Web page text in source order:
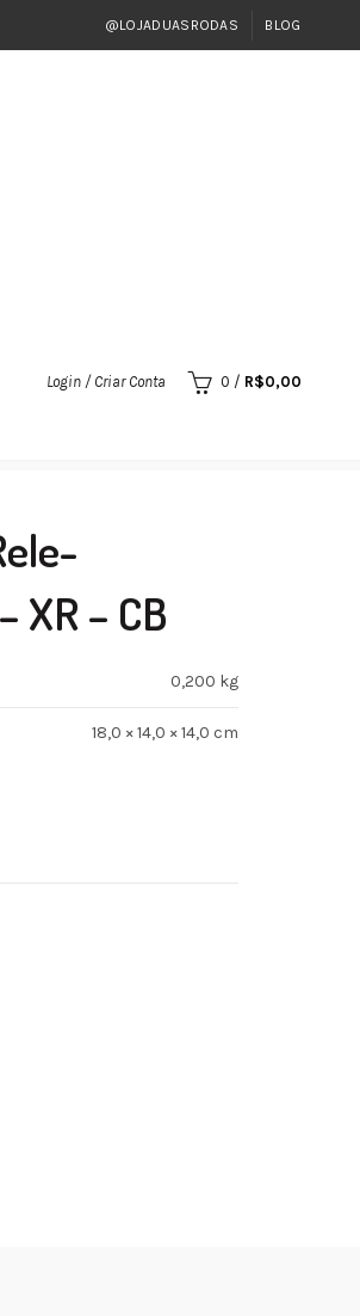
@LOJADUASRODAS BLOG
Login / Criar Conta 0 / R$0,00
XR – CB
0,200 kg
18,0 × 14,0 × 14,0 cm